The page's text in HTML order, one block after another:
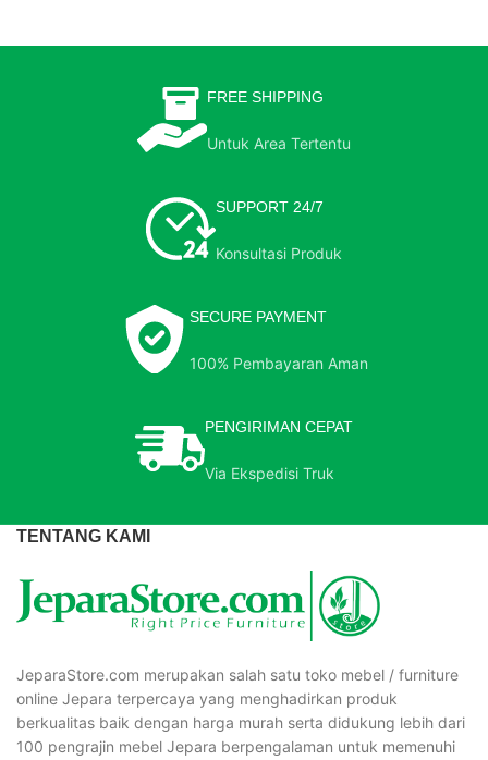
FREE SHIPPING
Untuk Area Tertentu
SUPPORT 24/7
Konsultasi Produk
SECURE PAYMENT
100% Pembayaran Aman
PENGIRIMAN CEPAT
Via Ekspedisi Truk
TENTANG KAMI
JeparaStore.com merupakan salah satu toko mebel / furniture
online Jepara terpercaya yang menghadirkan produk
berkualitas baik dengan harga murah serta didukung lebih dari
100 pengrajin mebel Jepara berpengalaman untuk memenuhi